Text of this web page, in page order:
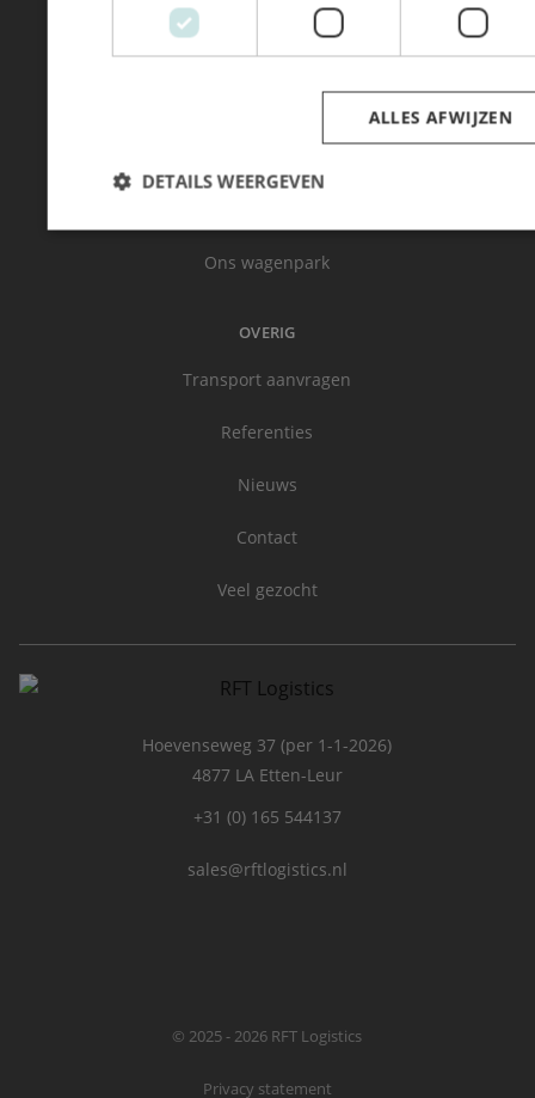
OVER RFT LOGISTICS
Ons wagenpark
OVERIG
Transport aanvragen
Referenties
Nieuws
Contact
Veel gezocht
Hoevenseweg 37 (per 1-1-2026)
4877 LA Etten-Leur
+31 (0) 165 544137
sales@rftlogistics.nl
© 2025 - 2026 RFT Logistics
Privacy statement
ALLES AFWIJZEN
DETAILS WEERGEVEN